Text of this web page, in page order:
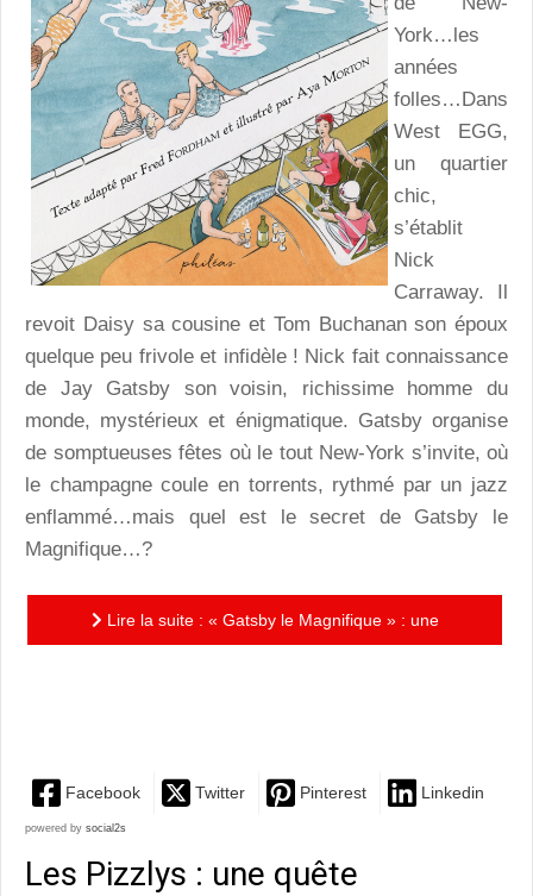
York…les
années
folles…Dans
West EGG,
un quartier
chic,
s’établit
Nick
Carraway. Il
revoit Daisy sa cousine et Tom Buchanan son époux
quelque peu frivole et infidèle ! Nick fait connaissance
de Jay Gatsby son voisin, richissime homme du
monde, mystérieux et énigmatique. Gatsby organise
de somptueuses fêtes où le tout New-York s’invite, où
le champagne coule en torrents, rythmé par un jazz
enflammé…mais quel est le secret de Gatsby le
Magnifique…?
Lire la suite : « Gatsby le Magnifique » : une
Facebook Twitter Pinterest Linkedin
powered by social2s
Les Pizzlys : une quête